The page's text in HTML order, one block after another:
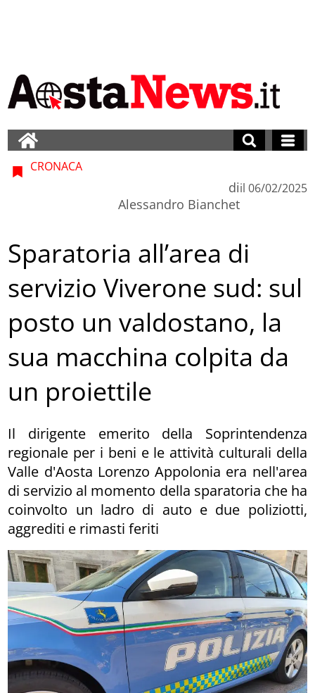
CRONACA
di
Alessandro Bianchet
il 06/02/2025
Sparatoria all’area di
servizio Viverone sud: sul
posto un valdostano, la
sua macchina colpita da
un proiettile
Il dirigente emerito della Soprintendenza
regionale per i beni e le attività culturali della
Valle d'Aosta Lorenzo Appolonia era nell'area
di servizio al momento della sparatoria che ha
coinvolto un ladro di auto e due poliziotti,
aggrediti e rimasti feriti